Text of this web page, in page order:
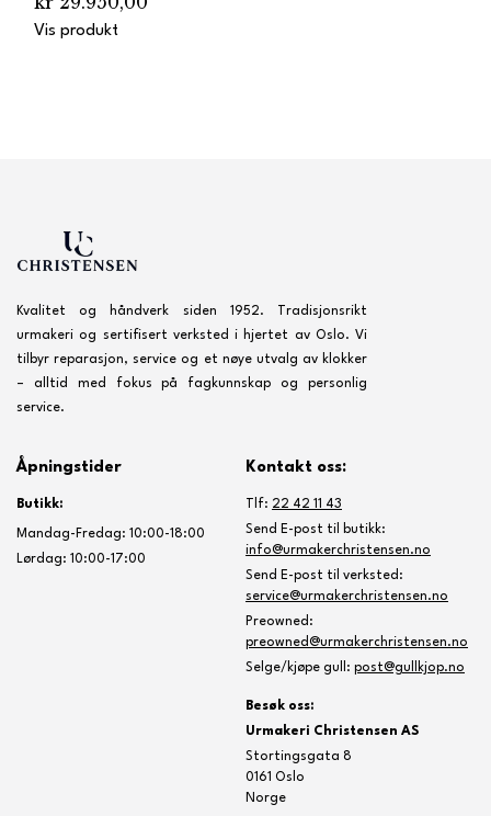
Vis produkt
Kvalitet og håndverk siden 1952. Tradisjonsrikt
urmakeri og sertifisert verksted i hjertet av Oslo. Vi
tilbyr reparasjon, service og et nøye utvalg av klokker
– alltid med fokus på fagkunnskap og personlig
service.
Åpningstider
Butikk:
Mandag-Fredag: 10:00-18:00
Lørdag: 10:00-17:00
Kontakt oss:
Tlf: 22 42 11 43
Send E-post til butikk:
info@urmakerchristensen.no
Send E-post til verksted:
service@urmakerchristensen.no
Preowned:
preowned@urmakerchristensen.no
Selge/kjøpe gull: post@gullkjop.no
Besøk oss:
Urmakeri Christensen AS
Stortingsgata 8
0161 Oslo
Norge